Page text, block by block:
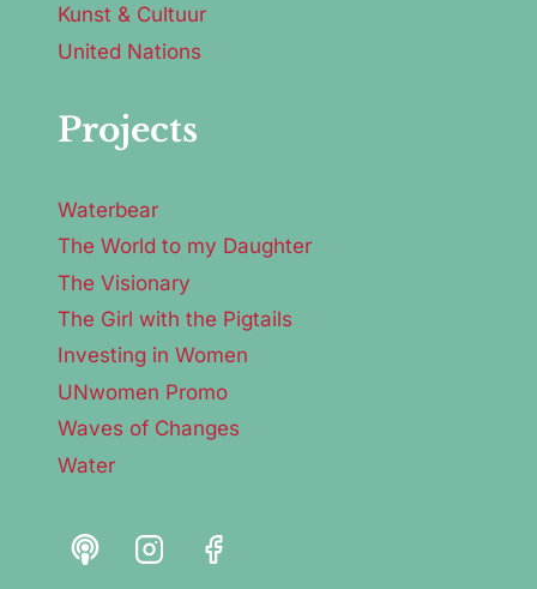
Kunst & Cultuur
United Nations
Projects
Waterbear
The World to my Daughter
The Visionary
The Girl with the Pigtails
Investing in Women
UNwomen Promo
Waves of Changes
Water